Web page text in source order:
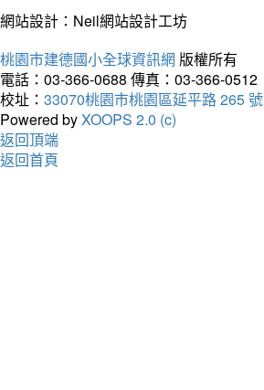
網站設計：Neil網站設計工坊
桃園市建德國小全球資訊網 版權所有
電話：03-366-0688 傳真：03-366-0512
校址： 33070桃園市桃園區延平路 265 號
Powered byXOOPS 2.0 (c)
返回頂端
返回首頁